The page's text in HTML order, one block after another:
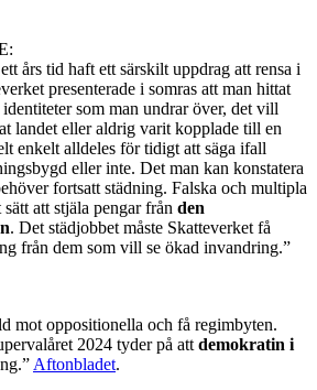
års tid haft ett särskilt uppdrag att rensa i
presenterade i somras att man hittat
som man undrar över, det vill
landet eller aldrig varit kopplade till en
enkelt alldeles för tidigt att säga ifall
eller inte. Det man kan konstatera
fortsatt städning. Falska och multipla
att stjäla pengar från den
. Det städjobbet måste Skatteverket få
från dem som vill se ökad invandring.”
mot oppositionella och få regimbyten.
2024 tyder på att demokratin i
Aftonbladet.